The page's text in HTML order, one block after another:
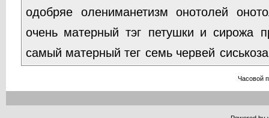
одобряе
олениманетизм онотолей
очень матерный тэг
петушки и сирожа
самый матерный тег семь червей
Часовой